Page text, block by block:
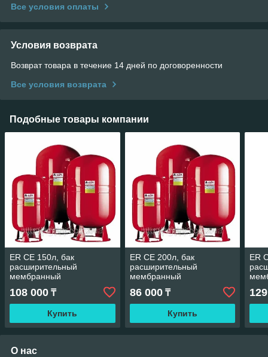
Все условия оплаты
Условия возврата
Возврат товара в течение 14 дней по договоренности
Все условия возврата
Подобные товары компании
ER CE 150л, бак
расширительный
мембранный
108 000 ₸
Купить
ER CE 200л, бак
расширительный
мембранный
86 000₸
Купить
ER
О нас